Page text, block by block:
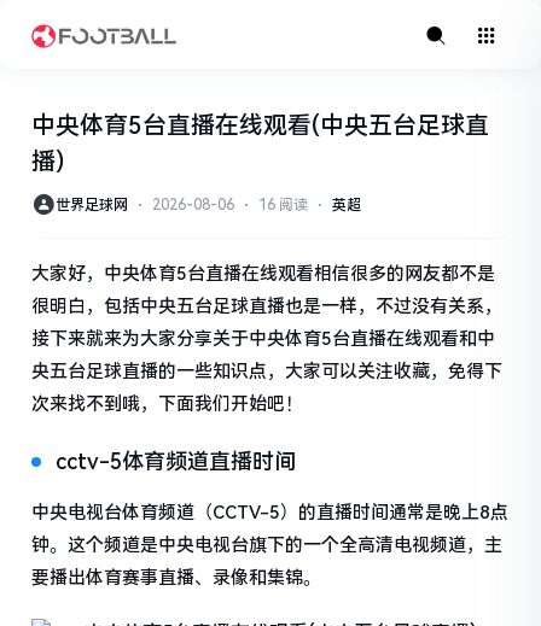
中央体育5台直播在线观看(中央五台足球直
播)
世界足球网 ⋅ 2026-08-06 ⋅ 16 阅读 ⋅ 英超
大家好，中央体育5台直播在线观看相信很多的网友都不是
很明白，包括中央五台足球直播也是一样，不过没有关系，
接下来就来为大家分享关于中央体育5台直播在线观看和中
央五台足球直播的一些知识点，大家可以关注收藏，免得下
次来找不到哦，下面我们开始吧！
cctv-5体育频道直播时间
中央电视台体育频道（CCTV-5）的直播时间通常是晚上8点
钟。这个频道是中央电视台旗下的一个全高清电视频道，主
要播出体育赛事直播、录像和集锦。